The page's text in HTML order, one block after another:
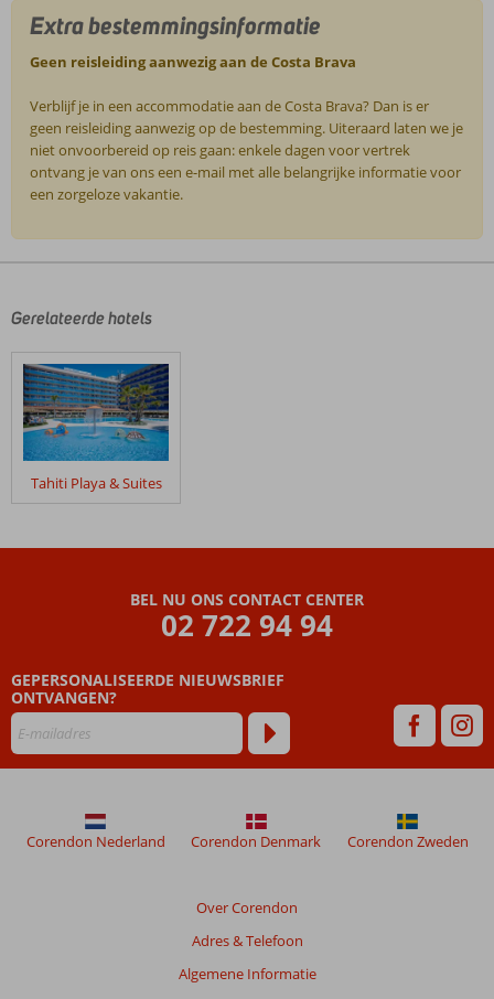
Extra bestemmingsinformatie
Geen reisleiding aanwezig aan de Costa Brava
Verblijf je in een accommodatie aan de Costa Brava? Dan is er
geen reisleiding aanwezig op de bestemming. Uiteraard laten we je
niet onvoorbereid op reis gaan: enkele dagen voor vertrek
ontvang je van ons een e-mail met alle belangrijke informatie voor
een zorgeloze vakantie.
door
klanten
geschreven
na
hun
verblijf
Best
Beoordelingen
dan
48
niet
weergegeven
om
Gerelateerde hotels
Tahiti Playa & Suites
BEL NU ONS CONTACT CENTER
02 722 94 94
GEPERSONALISEERDE NIEUWSBRIEF
ONTVANGEN?
Over Corendon
Adres & Telefoon
Algemene Informatie
Corendon Nederland Corendon Denmark Corendon Zweden